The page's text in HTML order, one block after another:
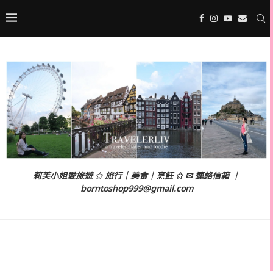
莉芙小姐愛旅遊 ✩ 旅行｜美食｜烹飪 ✩ ✉ 連絡信箱 ｜
borntoshop999@gmail.com